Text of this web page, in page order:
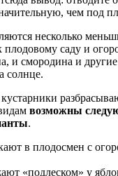
чем под
несколько
саду и
и смородина и
солнце.
возможны
.
в плодосмен с
«подлеском» у